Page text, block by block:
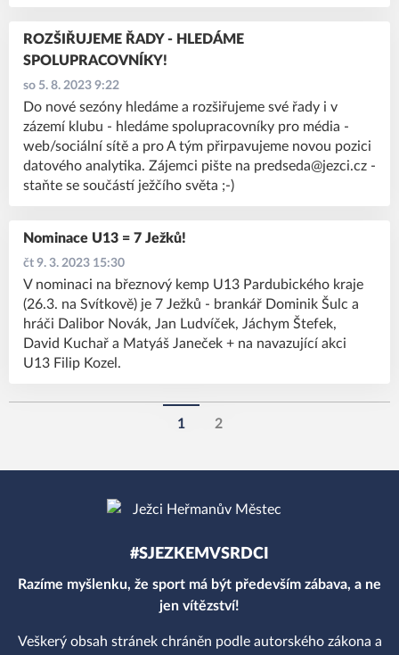
so 5. 8. 2023 9:22
ROZŠIŘUJEME ŘADY - HLEDÁME
SPOLUPRACOVNÍKY!
Do nové sezóny hledáme a rozšiřujeme své řady i v
zázemí klubu - hledáme spolupracovníky pro média -
web/sociální sítě a pro A tým přirpavujeme novou pozici
datového analytika. Zájemci pište na predseda@jezci.cz -
staňte se součástí ježčího světa ;-)
čt 9. 3. 2023 15:30
Nominace U13 = 7 Ježků!
V nominaci na březnový kemp U13 Pardubického kraje
(26.3. na Svítkově) je 7 Ježků - brankář Dominik Šulc a
hráči Dalibor Novák, Jan Ludvíček, Jáchym Štefek,
David Kuchař a Matyáš Janeček + na navazující akci
U13 Filip Kozel.
1 2
#SJEZKEMVSRDCI
Razíme myšlenku, že sport má být především zábava, a ne
jen vítězství!
Veškerý obsah stránek chráněn podle autorského zákona a